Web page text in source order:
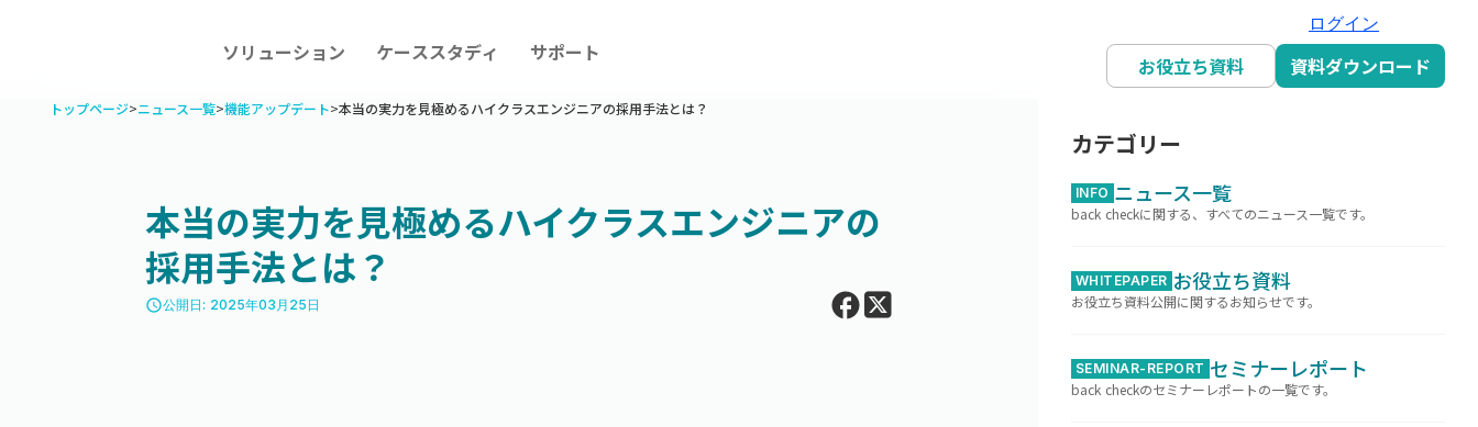
ソリューション ケーススタディ サポート
ログイン
お役立ち資料 資料ダウンロード
トップページ>ニュース一覧>機能アップデート>本当の実力を見極めるハイクラスエンジニアの採用手法とは？
本当の実力を見極めるハイクラスエンジニアの
採用手法とは？
access_time公開日: 2025年03月25日
カテゴリー
INFO ニュース一覧
back checkに関する、すべてのニュース一覧です。
WHITEPAPER お役立ち資料
お役立ち資料公開に関するお知らせです。
SEMINAR-REPORT セミナーレポート
back checkのセミナーレポートの一覧です。